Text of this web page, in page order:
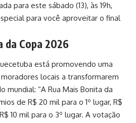
para este sábado (13), às 19h,
para você aproveitar o final
da Copa 2026
está promovendo uma
locais a transformarem
mundial: “A Rua Mais Bonita da
de R$ 20 mil para o 1º lugar, R$
10 mil para o 3º lugar. A votação